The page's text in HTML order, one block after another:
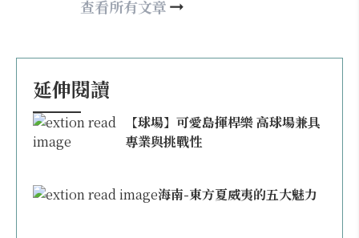
happy21917@gmail.com
查看所有文章
延伸閱讀
【球場】可愛島揮桿樂 高球場兼具
專業與挑戰性
海南-東方夏威夷的五大魅力